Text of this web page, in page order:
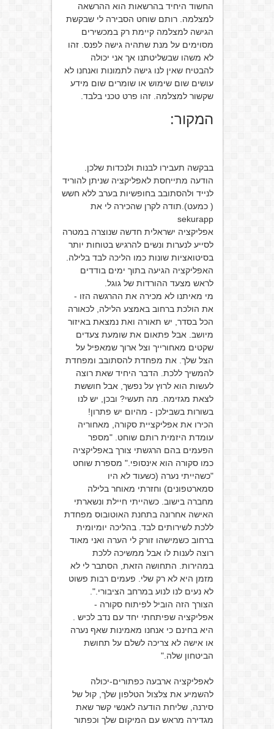
החשוד היחיד בהרשאות הוא ההרשאה
למצלמה. רותם שוחט הסבירה לי שבקשת
הגישה למצלמה קיימת רק במכשירים
מסוימים על מנת שתהיה גישה לפנס. זהו
לא משהו שבשליטתנו אך אני יכולה
להבטיח שאין לנו גישה לתמונות ואנחנו לא
עושים שום שימוש או שומרים שום מידע
שקשור למצלמה. זהו פרט טכני בלבד.
המקור:
בבקשה תעבירו לבנות ולנכדות שלכן.
הודעה מתייחסת לאפליקציה שניתן להוריד
לנייד ולהסתובב בחופשיות בערב ללא חשש
( כמעט).תודה לקרן שהכירה לי את
sekurapp
אפליקציה ישראלית חדשה שנוצרה במטרה
לסייע לנערות ונשים להרגיש בטוחות יותר
בסיטואציות שונות כמו הליכה לבד בלילה.
האפליקציה הגיעה בתוך ימים בודדים
לראש מצעד ההורדות של גוגל.
מי מאיתנו לא מכירה את ההרגשה הזו -
את הולכת ברחוב באמצע הלילה, לכאורה
הכל בסדר, יש תאורה ואת נמצאת באיזור
מיושב. אבל פתאום את שומעת צעדים
שקטים מאחורייך וצל ארוך שמאפיל על
הצל שלך. את מפחדת להסתובב ומפחדת
להמשיך ללכת. הדבר היחיד שאת רוצה
לעשות הוא לרוץ על נפשך, אבל חוששת
לצאת מגזימה. מה תעשי? ובכן, יש לנו
בשורות בשבילכן - מהיום יש פתרון!
הכירו את אפליקציית סקורה, מאחוריה
עומדת היזמית רותם שוחט. "מספר
הפעמים בהם הרגשתי צורך באפליקציה
כמו סקורה הוא אינסופי." מספרת שוחט
"כשהייתי נערה (כשעוד לא היו
סמארטפונים) וחזרתי מאוחר בלילה
מחברה בישוב. כשהייתי חיילת ונשארתי
האישה אחרונה בתחנת האוטובוס מפחדת
ללכת לשירותים לבד. בהליכה יומיומית
ברחוב כשמישהו זורק לי הערה ואני מאוד
רוצה לענות לו אבל ממשיכה ללכת
במהירות. התחושה הזאת, הסתבר לי לא
מזמן היא לא רק שלי. פעמים רבות פשוט
לא נעים לנו לנוע במרחב הציבורי.".
הצורך הזה הוביל לפיתוח סקורה -
אפליקציה שפיתחתי יחד עם נדב לכיש .
היא בחינם כי אנחנו מאמינות שאף נערה
או אישה לא צריכה לשלם על תחושת
הביטחון שלה."
לאפליקציה ארבעה כפתורים-יכולה
להשמיע את צלצול הטלפון שלך, קול של
סירנה, שליחת הודעה לאנשי קשר שאת
מגדירה מראש עם המיקום שלך וכפתור